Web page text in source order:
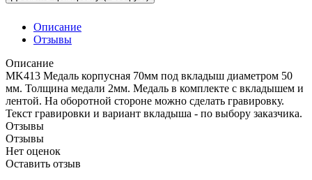
Описание
Отзывы
Описание
MK413 Медаль корпусная 70мм под вкладыш диаметром 50
мм. Толщина медали 2мм. Медаль в комплекте с вкладышем и
лентой. На оборотной стороне можно сделать гравировку.
Текст гравировки и вариант вкладыша - по выбору заказчика.
Отзывы
Отзывы
Нет оценок
Оставить отзыв